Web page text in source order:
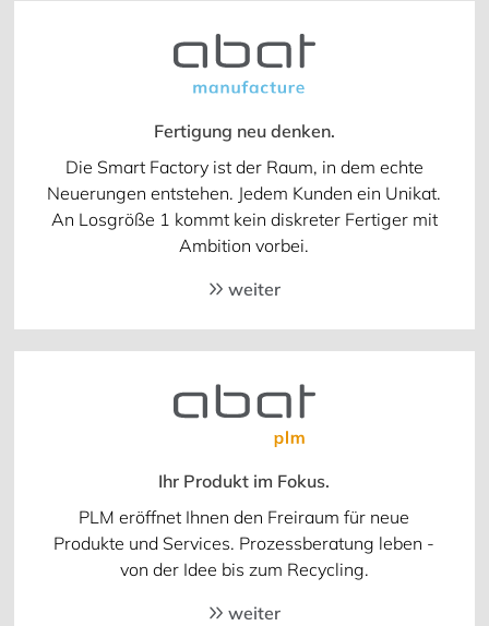
Fertigung neu denken.
Die Smart Factory ist der Raum, in dem echte
Neuerungen entstehen. Jedem Kunden ein Unikat.
An Losgröße 1 kommt kein diskreter Fertiger mit
Ambition vorbei.
weiter
Ihr Produkt im Fokus.
PLM eröffnet Ihnen den Freiraum für neue
Produkte und Services. Prozessberatung leben -
von der Idee bis zum Recycling.
weiter